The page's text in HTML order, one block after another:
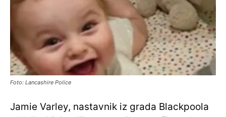
Foto: Lancashire Police
Jamie Varley, nastavnik iz grada Blackpoola